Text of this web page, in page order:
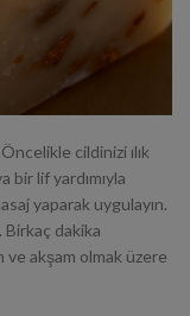
cildinizi ılık
bir lif yardımıyla
yaparak uygulayın.
dakika
akşam olmak üzere